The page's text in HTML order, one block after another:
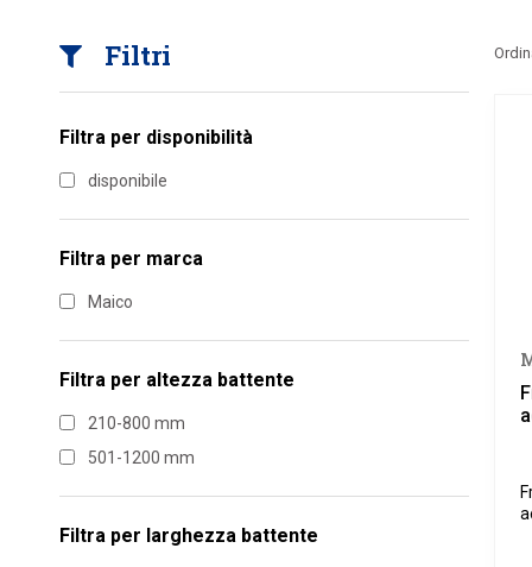
Filtri
Filtra per disponibilità
disponibile
Filtra per marca
Maico
Filtra per altezza battente
210-800 mm
501-1200 mm
Filtra per larghezza battente